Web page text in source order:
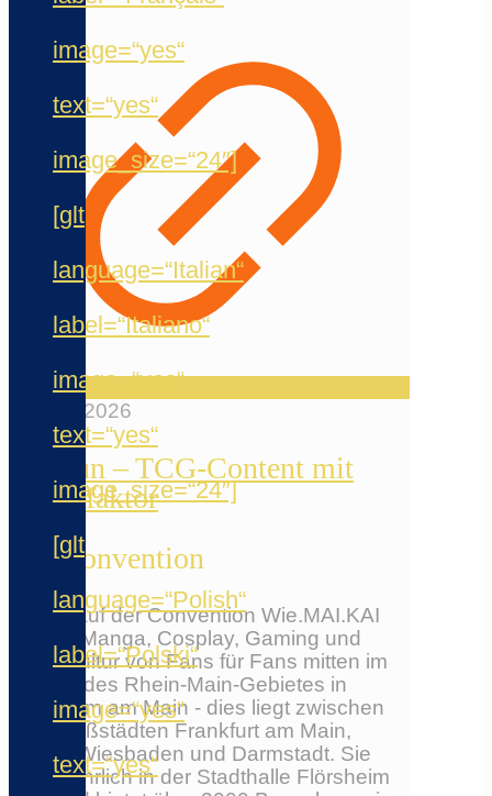
image=“yes“
text=“yes“
image_size=“24″]
[glt
language=“Italian“
label=“Italiano“
image=“yes“
text=“yes“
image_size=“24″]
[glt
language=“Polish“
label=“Polski“
image=“yes“
text=“yes“
12. Mai 2026
Reelfun – TCG-Content mit
Chaosfaktor
Die Convention
Erlebe auf der Convention Wie.MAI.KAI
Anime, Manga, Cosplay, Gaming und
Japankultur von Fans für Fans mitten im
Herzen des Rhein-Main-Gebietes in
Flörsheim am Main - dies liegt zwischen
den Großstädten Frankfurt am Main,
Mainz, Wiesbaden und Darmstadt. Sie
findet jährlich in der Stadthalle Flörsheim